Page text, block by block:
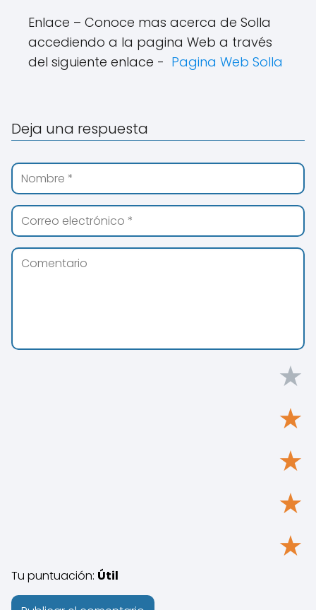
Enlace – Conoce mas acerca de Solla
accediendo a la pagina Web a través
del siguiente enlace - Pagina Web Solla
Deja una respuesta
★
★
★
★
★
Tu puntuación: Útil